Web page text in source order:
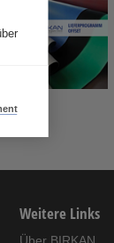
Weitere Links